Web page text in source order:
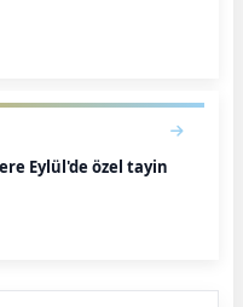
Eylül'de özel tayin